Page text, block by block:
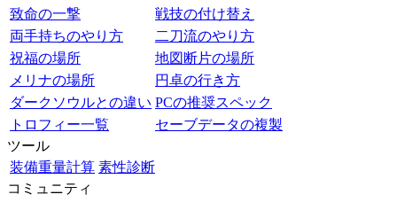
致命の一撃
戦技の付け替え
両手持ちのやり方
二刀流のやり方
祝福の場所
地図断片の場所
メリナの場所
円卓の行き方
ダークソウルとの違い PCの推奨スペック
トロフィー一覧
セーブデータの複製
ツール
装備重量計算 素性診断
コミュニティ